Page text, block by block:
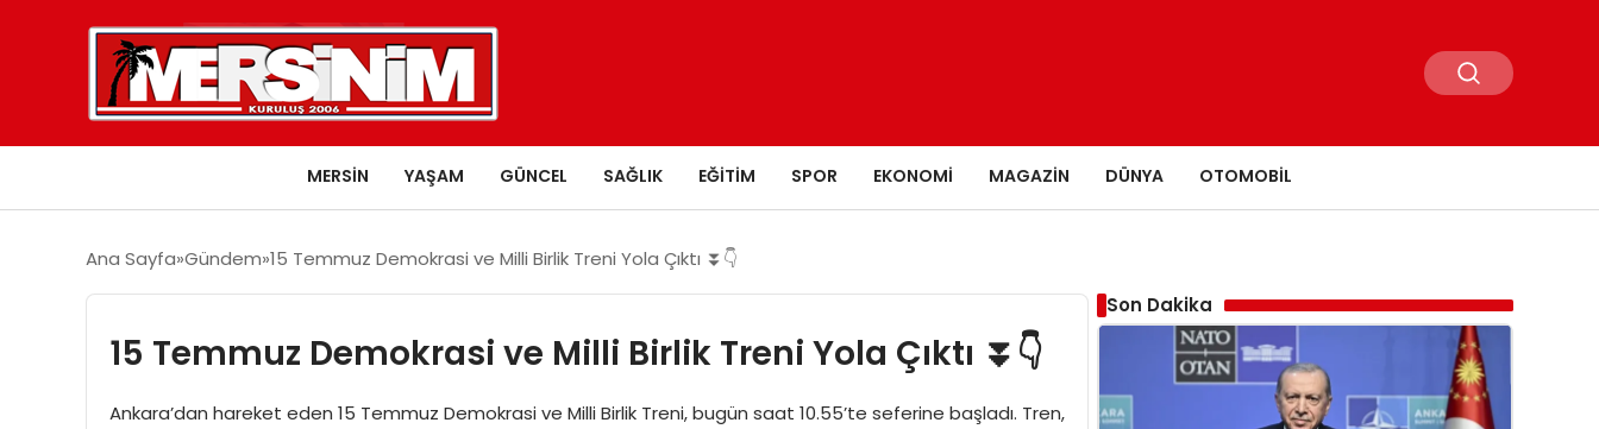
MERSIN YAŞAM GÜNCEL SAĞLIK EĞITIM SPOR EKONOMI MAGAZIN DÜNYA OTOMOBIL
Ana Sayfa Gündem 15 Temmuz Demokrasi ve Milli Birlik Treni Yola Çıktı ⏬👇
15 Temmuz Demokrasi ve Milli Birlik Treni Yola Çıktı ⏬👇
Ankara’dan hareket eden 15 Temmuz Demokrasi ve Milli Birlik Treni, bugün saat 10.55’te seferine başladı. Tren,
Son Dakika